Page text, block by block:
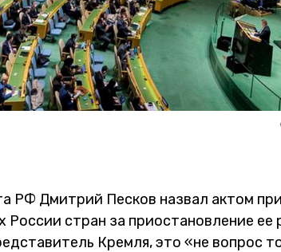
РФ Дмитрий Песков назвал актом
России стран за приостановление ее
Кремля, это «не вопрос